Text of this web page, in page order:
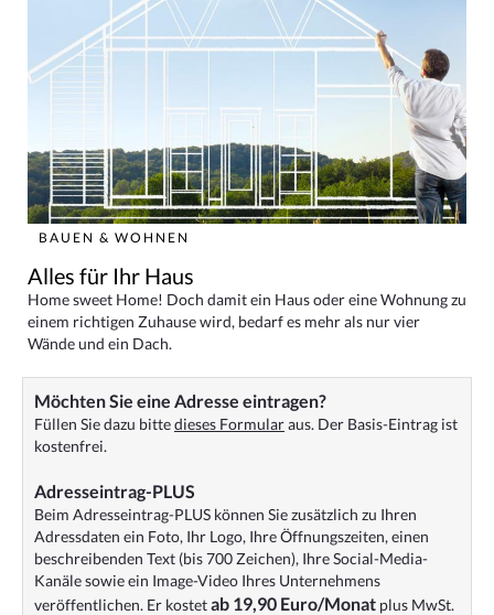
BAUEN & WOHNEN
Alles für Ihr Haus
Home sweet Home! Doch damit ein Haus oder eine Wohnung zu
einem richtigen Zuhause wird, bedarf es mehr als nur vier
Wände und ein Dach.
Möchten Sie eine Adresse eintragen?
Füllen Sie dazu bittedieses Formularaus. Der Basis-Eintrag ist
kostenfrei.
Adresseintrag-PLUS
Beim Adresseintrag-PLUS können Sie zusätzlich zu Ihren
Adressdaten ein Foto, Ihr Logo, Ihre Öffnungszeiten, einen
beschreibenden Text (bis 700 Zeichen), Ihre Social-Media-
Kanäle sowie ein Image-Video Ihres Unternehmens
veröffentlichen. Er kostetab 19,90 Euro/Monat plus MwSt.